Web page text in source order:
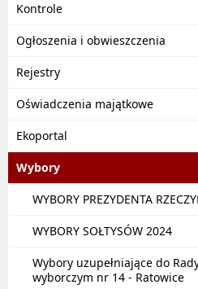
Kontrole
Ogłoszenia i obwieszczenia
Rejestry
Oświadczenia majątkowe
Ekoportal
Wybory
WYBORY PREZYDENTA
WYBORY SOŁTYSÓW 2024
Wybory uzupełniające do
wyborczym nr 14 - Ratowice